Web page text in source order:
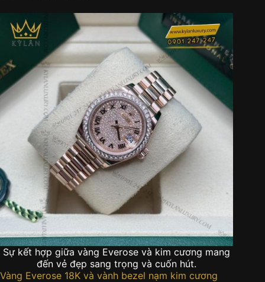
Sự kết hợp giữa vàng Everose và kim cương mang
đến vẻ đẹp sang trọng và cuốn hút.
Vàng Everose 18K và vành bezel nạm kim cương